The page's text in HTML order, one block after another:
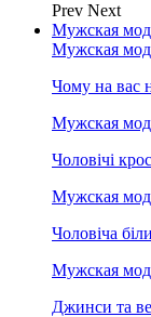
Prev Next
Мужская
Мужская
Чому на вас
Мужская
Чоловічі
Мужская
Чоловіча
Мужская
Джинси та